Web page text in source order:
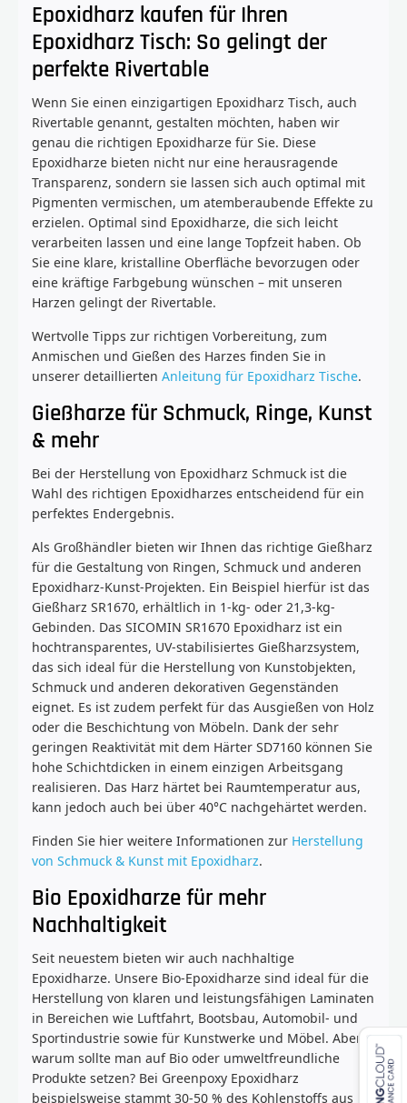
Epoxidharz kaufen für Ihren
Epoxidharz Tisch: So gelingt der
perfekte Rivertable
Wenn Sie einen einzigartigen Epoxidharz Tisch, auch
Rivertable genannt, gestalten möchten, haben wir
genau die richtigen Epoxidharze für Sie. Diese
Epoxidharze bieten nicht nur eine herausragende
Transparenz, sondern sie lassen sich auch optimal mit
Pigmenten vermischen, um atemberaubende Effekte zu
erzielen. Optimal sind Epoxidharze, die sich leicht
verarbeiten lassen und eine lange Topfzeit haben. Ob
Sie eine klare, kristalline Oberfläche bevorzugen oder
eine kräftige Farbgebung wünschen – mit unseren
Harzen gelingt der Rivertable.
Wertvolle Tipps zur richtigen Vorbereitung, zum
Anmischen und Gießen des Harzes finden Sie in
unserer detaillierten Anleitung für Epoxidharz Tische.
Gießharze für Schmuck, Ringe, Kunst
& mehr
Bei der Herstellung von Epoxidharz Schmuck ist die
Wahl des richtigen Epoxidharzes entscheidend für ein
perfektes Endergebnis.
Als Großhändler bieten wir Ihnen das richtige Gießharz
für die Gestaltung von Ringen, Schmuck und anderen
Epoxidharz-Kunst-Projekten. Ein Beispiel hierfür ist das
Gießharz SR1670, erhältlich in 1-kg- oder 21,3-kg-
Gebinden. Das SICOMIN SR1670 Epoxidharz ist ein
hochtransparentes, UV-stabilisiertes Gießharzsystem,
das sich ideal für die Herstellung von Kunstobjekten,
Schmuck und anderen dekorativen Gegenständen
eignet. Es ist zudem perfekt für das Ausgießen von Holz
oder die Beschichtung von Möbeln. Dank der sehr
geringen Reaktivität mit dem Härter SD7160 können Sie
hohe Schichtdicken in einem einzigen Arbeitsgang
realisieren. Das Harz härtet bei Raumtemperatur aus,
kann jedoch auch bei über 40°C nachgehärtet werden.
Finden Sie hier weitere Informationen zur Herstellung
von Schmuck & Kunst mit Epoxidharz.
Bio Epoxidharze für mehr
Nachhaltigkeit
Seit neuestem bieten wir auch nachhaltige
Epoxidharze. Unsere Bio-Epoxidharze sind ideal für die
Herstellung von klaren und leistungsfähigen Laminaten
in Bereichen wie Luftfahrt, Bootsbau, Automobil- und
Sportindustrie sowie für Kunstwerke und Möbel. Aber
warum sollte man auf Bio oder umweltfreundliche
Produkte setzen? Bei Greenpoxy Epoxidharz
beispielsweise stammt 30-50 % des Kohlenstoffs aus